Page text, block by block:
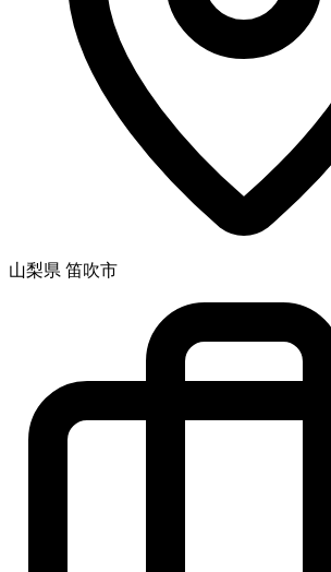
山梨県 笛吹市